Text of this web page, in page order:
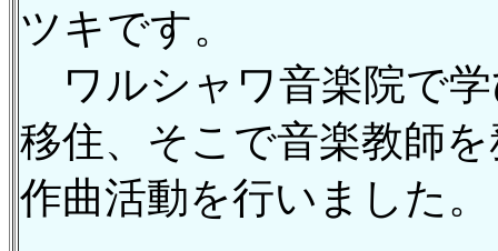
ツキです。
ワルシャワ音楽院で学
移住、そこで音楽教師
作曲活動を行いました。